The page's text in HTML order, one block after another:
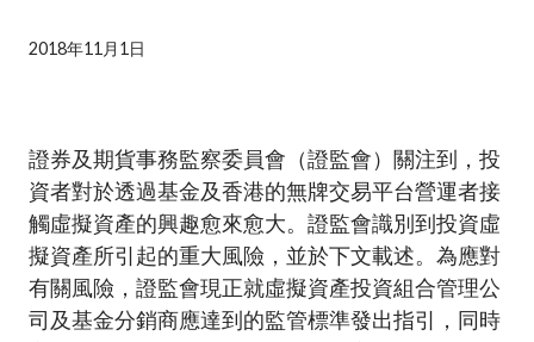
新聞稿及公布
2018年11月1日
證券及期貨事務監察委員會（證監會）關注到，投
資者對於透過基金及香港的無牌交易平台營運者接
觸虛擬資產的興趣愈來愈大。證監會識別到投資虛
擬資產所引起的重大風險，並於下文載述。為應對
有關風險，證監會現正就虛擬資產投資組合管理公
司及基金分銷商應達到的監管標準發出指引，同時